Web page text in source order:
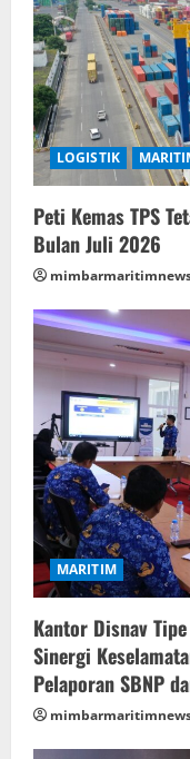
LOGISTIK
Peti Kemas TPS
Bulan Juli 2026
MARITIM
Kantor Disnav
Sinergi
Pelaporan SBNP